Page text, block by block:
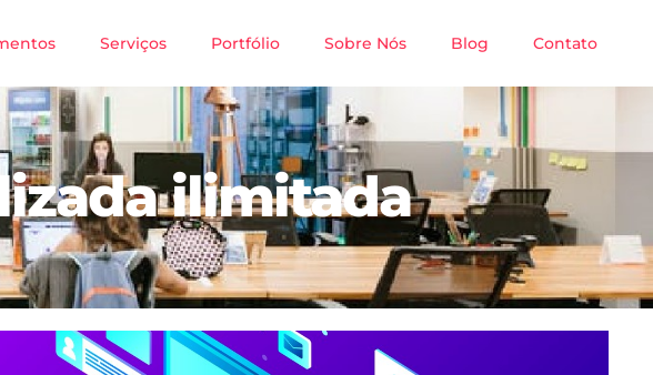
Serviços Portfólio Sobre Nós Blog Contato
ilimitada